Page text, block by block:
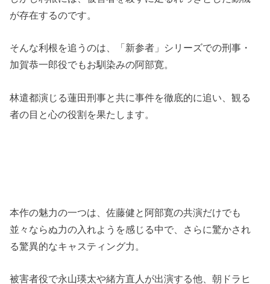
が存在するのです。
そんな利根を追うのは、「新参者」シリーズでの刑事・
加賀恭一郎役でもお馴染みの阿部寛。
林遣都演じる蓮田刑事と共に事件を徹底的に追い、観る
者の目と心の役割を果たします。
本作の魅力の一つは、佐藤健と阿部寛の共演だけでも
並々ならぬ力の入れようを感じる中で、さらに驚かされ
る驚異的なキャスティング力。
被害者役で永山瑛太や緒方直人が出演する他、朝ドラヒ